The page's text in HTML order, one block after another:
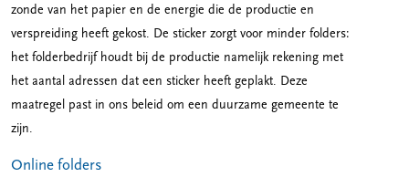
zonde van het papier en de energie die de productie en
verspreiding heeft gekost. De sticker zorgt voor minder folders:
het folderbedrijf houdt bij de productie namelijk rekening met
het aantal adressen dat een sticker heeft geplakt. Deze
maatregel past in ons beleid om een duurzame gemeente te
zijn.
Online folders